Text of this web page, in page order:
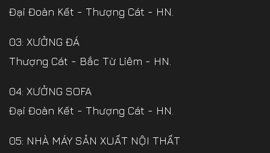
Đại Đoàn Kết - Thượng Cát - HN.
03: XƯỞNG ĐÁ
Thượng Cát - Bắc Từ Liêm - HN.
04: XƯỞNG SOFA
Đại Đoàn Kết - Thượng Cát - HN.
05: NHÀ MÁY SẢN XUẤT NỘI THẤT